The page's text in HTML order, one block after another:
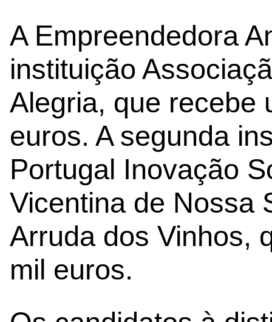
A Empreendedora
instituição
Alegria, que recebe
euros. A segunda
Portugal Inovação
Vicentina de Nossa
Arruda dos Vinhos,
mil euros.